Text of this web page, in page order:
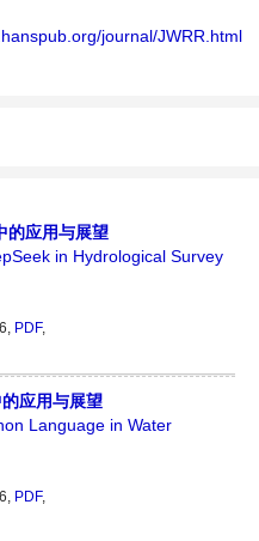
水战略性问题，为广大水文水资
关技术人员提供一个免...
journal/JWRR.html
的应用与展望
in Hydrological Survey
PDF,
应用与展望
Language in Water
PDF,